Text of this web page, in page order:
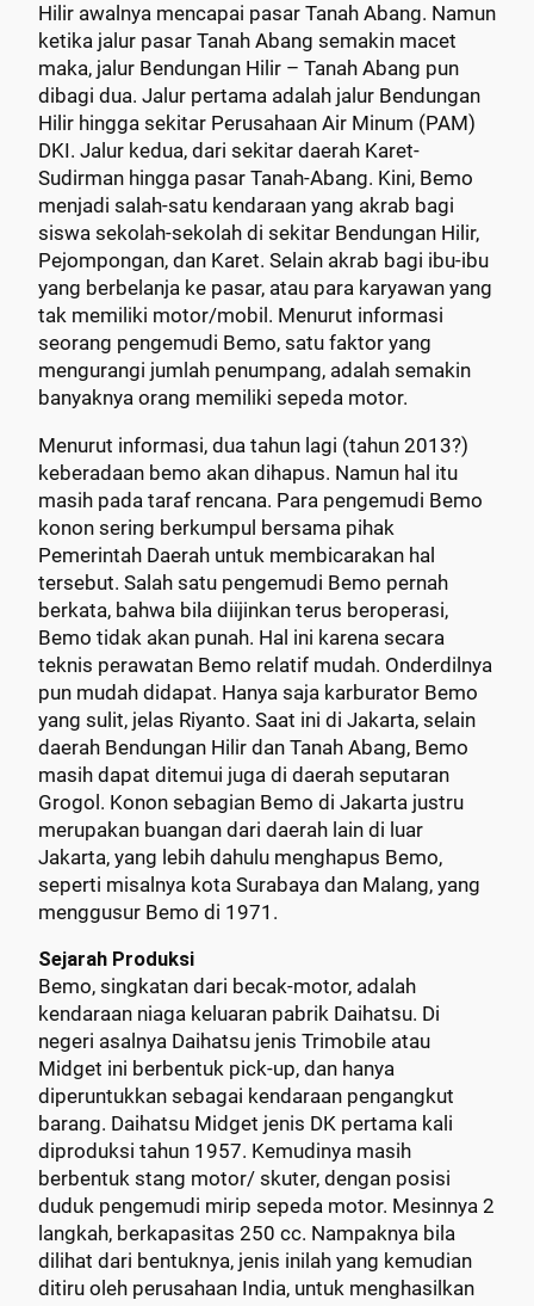
Hilir awalnya mencapai pasar Tanah Abang. Namun
ketika jalur pasar Tanah Abang semakin macet
maka, jalur Bendungan Hilir – Tanah Abang pun
dibagi dua. Jalur pertama adalah jalur Bendungan
Hilir hingga sekitar Perusahaan Air Minum (PAM)
DKI. Jalur kedua, dari sekitar daerah Karet-
Sudirman hingga pasar Tanah-Abang. Kini, Bemo
menjadi salah-satu kendaraan yang akrab bagi
siswa sekolah-sekolah di sekitar Bendungan Hilir,
Pejompongan, dan Karet. Selain akrab bagi ibu-ibu
yang berbelanja ke pasar, atau para karyawan yang
tak memiliki motor/mobil. Menurut informasi
seorang pengemudi Bemo, satu faktor yang
mengurangi jumlah penumpang, adalah semakin
banyaknya orang memiliki sepeda motor.
Menurut informasi, dua tahun lagi (tahun 2013?)
keberadaan bemo akan dihapus. Namun hal itu
masih pada taraf rencana. Para pengemudi Bemo
konon sering berkumpul bersama pihak
Pemerintah Daerah untuk membicarakan hal
tersebut. Salah satu pengemudi Bemo pernah
berkata, bahwa bila diijinkan terus beroperasi,
Bemo tidak akan punah. Hal ini karena secara
teknis perawatan Bemo relatif mudah. Onderdilnya
pun mudah didapat. Hanya saja karburator Bemo
yang sulit, jelas Riyanto. Saat ini di Jakarta, selain
daerah Bendungan Hilir dan Tanah Abang, Bemo
masih dapat ditemui juga di daerah seputaran
Grogol. Konon sebagian Bemo di Jakarta justru
merupakan buangan dari daerah lain di luar
Jakarta, yang lebih dahulu menghapus Bemo,
seperti misalnya kota Surabaya dan Malang, yang
menggusur Bemo di 1971.
Sejarah Produksi
Bemo, singkatan dari becak-motor, adalah
kendaraan niaga keluaran pabrik Daihatsu. Di
negeri asalnya Daihatsu jenis Trimobile atau
Midget ini berbentuk pick-up, dan hanya
diperuntukkan sebagai kendaraan pengangkut
barang. Daihatsu Midget jenis DK pertama kali
diproduksi tahun 1957. Kemudinya masih
berbentuk stang motor/ skuter, dengan posisi
duduk pengemudi mirip sepeda motor. Mesinnya 2
langkah, berkapasitas 250 cc. Nampaknya bila
dilihat dari bentuknya, jenis inilah yang kemudian
ditiru oleh perusahaan India, untuk menghasilkan